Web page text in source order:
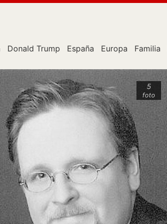
Donald Trump España Europa Familia
5
foto